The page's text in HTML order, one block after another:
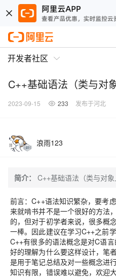
开发者社区
C++基础语法（类与对象
2023-09-15 233 发布于河北
浪雨123
简介： C++基础语法（类与对象
前言：C++语法知识繁杂，要考
来就啃书并不是一个很好的方法
的，但对于初学者来说，很多概
一棒。因此建议在学习C++之前
C++有很多的语法概念是对C语
好的理解为什么要这样设计，笔
是用于笔记总结及对一些概念进
知识有限，错误难以避免，欢迎